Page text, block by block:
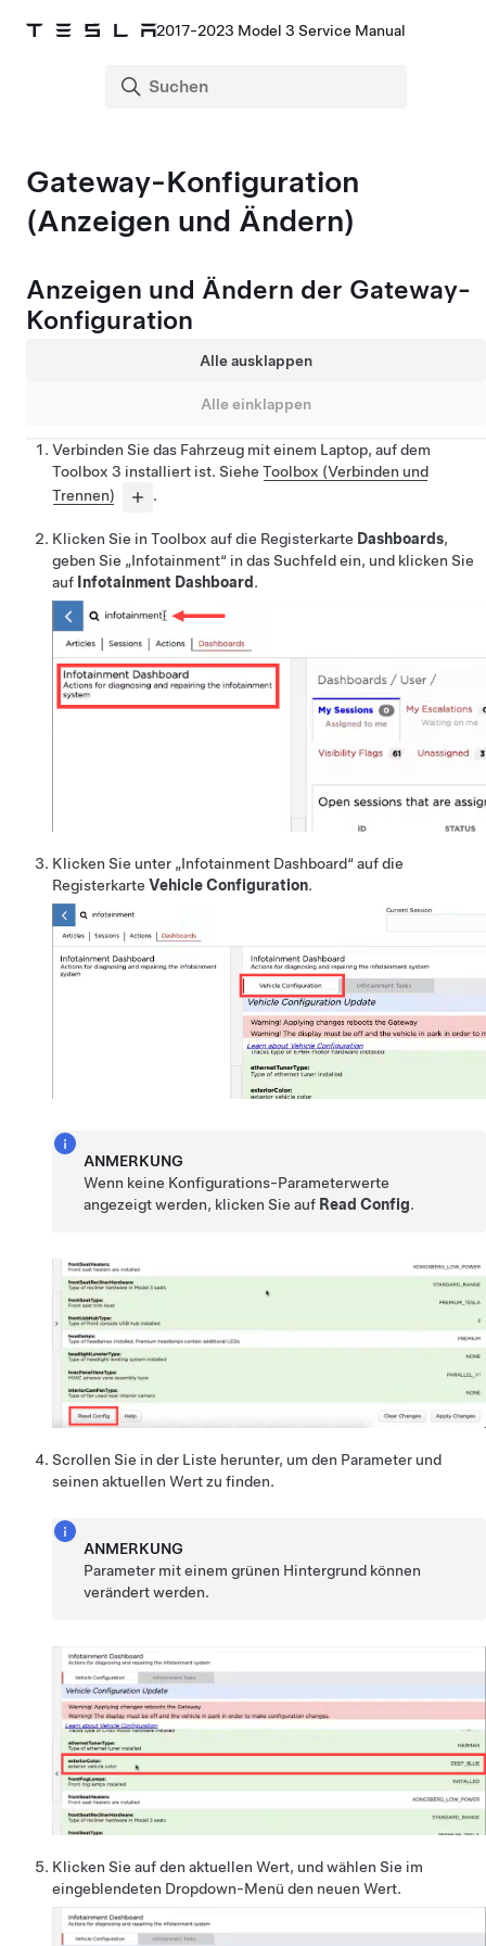
2017-2023 Model 3 Service Manual
Gateway-Konfiguration
(Anzeigen und Ändern)
Anzeigen und Ändern der Gateway-
Konfiguration
Alle ausklappen
Alle einklappen
Verbinden Sie das Fahrzeug mit einem Laptop, auf dem
Toolbox 3 installiert ist. Siehe Toolbox (Verbinden und
Trennen)
.
Klicken Sie in Toolbox auf die Registerkarte Dashboards,
geben Sie „Infotainment“ in das Suchfeld ein, und klicken Sie
auf Infotainment Dashboard.
Klicken Sie unter „Infotainment Dashboard“ auf die
Registerkarte Vehicle Configuration.
ANMERKUNG
Wenn keine Konfigurations-Parameterwerte
angezeigt werden, klicken Sie auf Read Config.
Scrollen Sie in der Liste herunter, um den Parameter und
seinen aktuellen Wert zu finden.
ANMERKUNG
Parameter mit einem grünen Hintergrund können
verändert werden.
Klicken Sie auf den aktuellen Wert, und wählen Sie im
eingeblendeten Dropdown-Menü den neuen Wert.